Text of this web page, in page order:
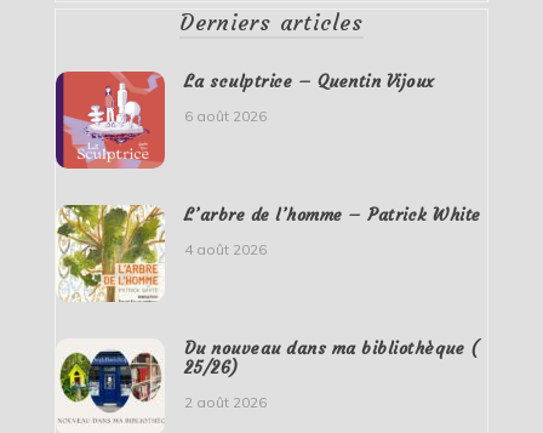
Derniers articles
La sculptrice – Quentin Vijoux
6 août 2026
L’arbre de l’homme – Patrick White
4 août 2026
Du nouveau dans ma bibliothèque (
25/26)
2 août 2026